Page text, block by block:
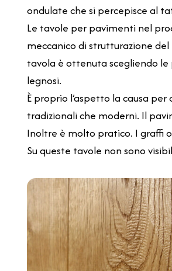
ondulate che si percepisce al
Le tavole per pavimenti nel
meccanico di strutturazione del
tavola è ottenuta scegliendo
legnosi.
È proprio l’aspetto la causa
tradizionali che moderni. Il
Inoltre è molto pratico. I graffi
Su queste tavole non sono